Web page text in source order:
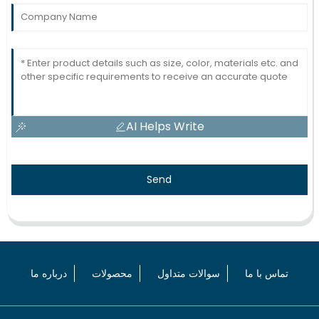
AI Helps Write
Send
درباره ما محصولات سوالات متداول تماس با ما